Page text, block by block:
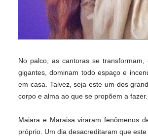
No palco, as cantoras se
gigantes, dominam todo espaço e
em casa. Talvez, seja este um dos
corpo e alma ao que se propõem a fazer.
Maiara e Maraisa viraram fenômenos
próprio. Um dia desacreditaram que